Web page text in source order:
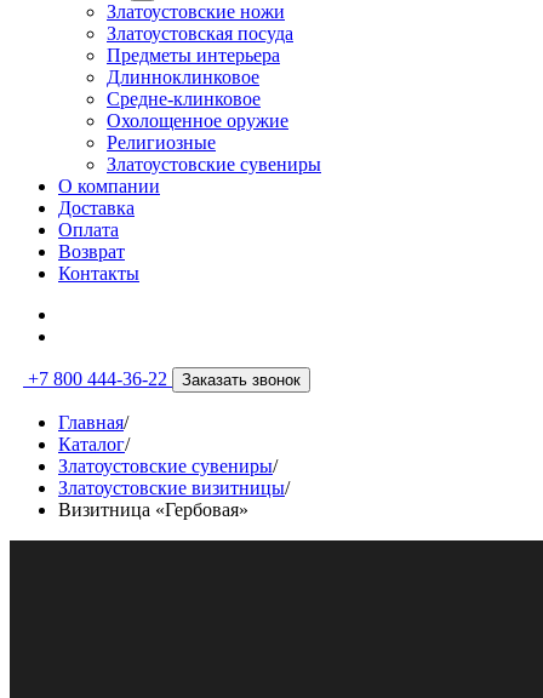
Златоустовские ножи
Златоустовская посуда
Предметы интерьера
Длинноклинковое
Средне-клинковое
Охолощенное оружие
Религиозные
Златоустовские сувениры
О компании
Доставка
Оплата
Возврат
Контакты
+7 800 444-36-22 Заказать звонок
Главная/
Каталог/
Златоустовские сувениры/
Златоустовские визитницы/
Визитница «Гербовая»